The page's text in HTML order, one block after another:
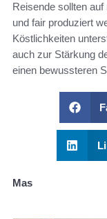
Reisende sollten
und fair produziert
Köstlichkeiten
auch zur Stärkung
einen bewussteren
Mas